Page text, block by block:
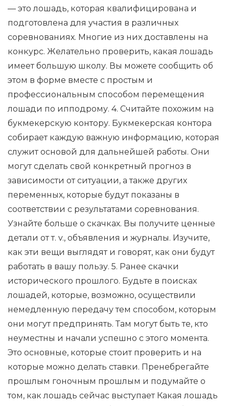
— это лошадь, которая квалифицирована и
подготовлена ​​для участия в различных
соревнованиях. Многие из них доставлены на
конкурс. Желательно проверить, какая лошадь
имеет большую школу. Вы можете сообщить об
этом в форме вместе с простым и
профессиональным способом перемещения
лошади по ипподрому. 4. Считайте похожим на
букмекерскую контору. Букмекерская контора
собирает каждую важную информацию, которая
служит основой для дальнейшей работы. Они
могут сделать свой конкретный прогноз в
зависимости от ситуации, а также других
переменных, которые будут показаны в
соответствии с результатами соревнования.
Узнайте больше о скачках. Вы получите ценные
детали от т. v., объявления и журналы. Изучите,
как эти вещи выглядят и говорят, как они будут
работать в вашу пользу. 5. Ранее скачки
исторического прошлого. Будьте в поисках
лошадей, которые, возможно, осуществили
немедленную передачу тем способом, которым
они могут предпринять. Там могут быть те, кто
неуместны и начали успешно с этого момента.
Это основные, которые стоит проверить и на
которые можно делать ставки. Пренебрегайте
прошлым гоночным прошлым и подумайте о
том, как лошадь сейчас выступает Какая лошадь